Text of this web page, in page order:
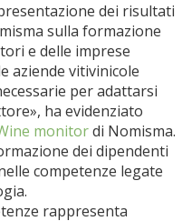
dei risultati
sulla formazione
e delle imprese
aziende vitivinicole
per adattarsi
ha evidenziato
monitordi Nomisma.
dei dipendenti
competenze legate
rappresenta